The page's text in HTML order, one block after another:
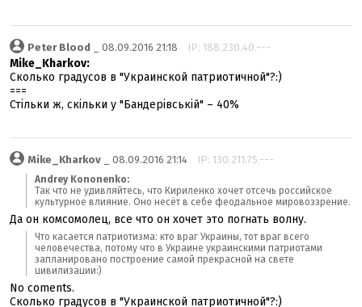
Peter Blood _ 08.09.2016 21:18 IP: 188.230.40.---
Mike_Kharkov:
Сколько градусов в "Украинской патриотичной"?:)
===
Стільки ж, скільки у "Бандерівській" – 40%
Mike_Kharkov _ 08.09.2016 21:14 IP: 130.211.75.---
Andrey Kononenko:
Так что не удивляйтесь, что Кириленко хочет отсечь российское
культурное влияние. Оно несёт в себе феодальное мировоззрение.
Да он комсомолец, все что он хочет это погнать волну.
Что касается патриотизма: кто враг Украины, тот враг всего
человечества, потому что в Украине украинскими патриотами
запланировано построение самой прекрасной на свете
цивилизации:)
No coments.
Сколько градусов в "Украинской патриотичной"?:)